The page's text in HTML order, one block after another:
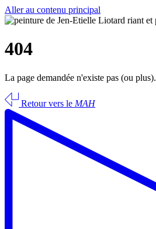
Aller au contenu principal
404
La page demandée n'existe pas (ou plus).
Retour vers le MAH